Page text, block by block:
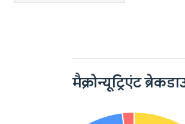
मैक्रोन्यूट्रिएंट